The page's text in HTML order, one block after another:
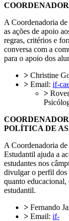
A Coordenadoria
as ações de apoio
regras, critérios e
conversa com a
para o apoio dos
> Christine
> Email: if-
>
POLÍTICA DE
A Coordenadoria
Estudantil ajuda a
estudantes nos
divulgar o perfil dos
quanto educacional,
estudantil.
> Fernando
> Email: if-